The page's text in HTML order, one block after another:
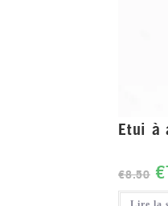
Etui à
€8.50 €